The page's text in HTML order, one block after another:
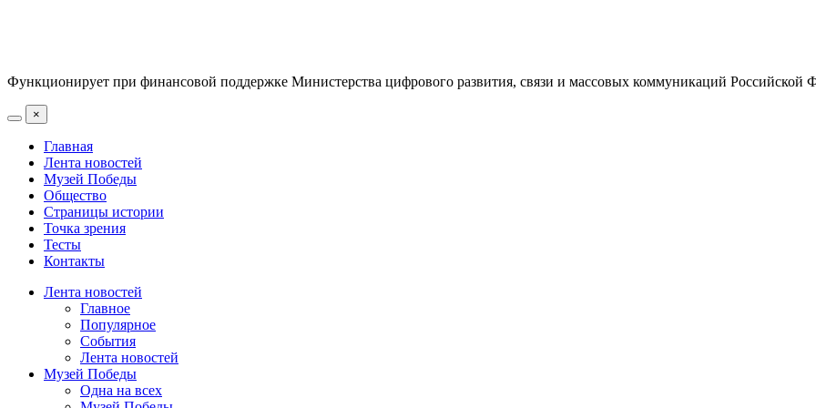
Функционирует при финансовой поддержке Министерства цифрового развития, связи и массовых коммуникаций Российской
×
Главная
Лента новостей
Музей Победы
Общество
Страницы истории
Точка зрения
Тесты
Контакты
Лента новостей
Главное
Популярное
События
Лента новостей
Музей Победы
Одна на всех